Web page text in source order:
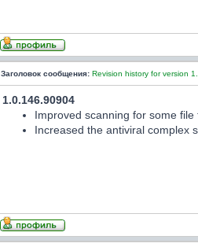
Заголовок сообщения: Revision history for version
1.0.146.90904
Improved scanning for some file
Increased the antiviral complex